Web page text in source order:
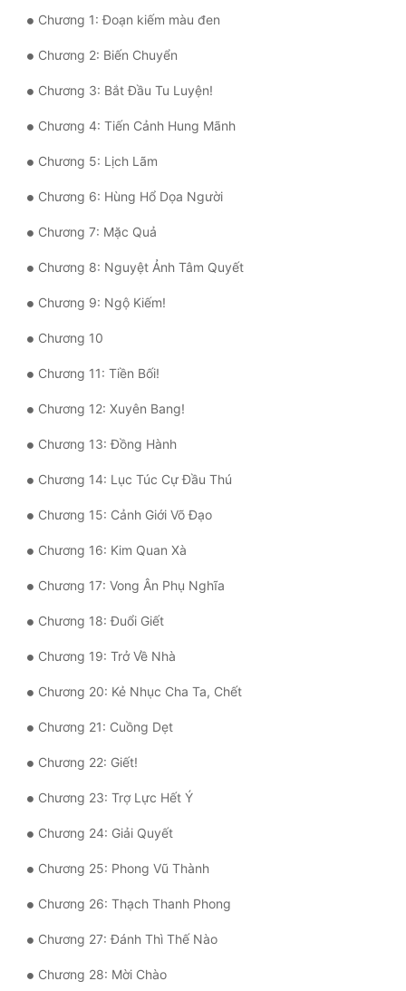
Quân Sự
Sảng Văn
Thanh Xuân
Tiên Hiệp
Tiểu Thuyết
Trinh Thám
Triều Đấu
Trùng Sinh
Trọng Sinh
Chương 1: Đoạn kiếm màu đen
Chương 2: Biến Chuyển
Chương 3: Bắt Đầu Tu Luyện!
Chương 4: Tiến Cảnh Hung Mãnh
Chương 5: Lịch Lãm
Chương 6: Hùng Hổ Dọa Người
Chương 7: Mặc Quả
Chương 8: Nguyệt Ảnh Tâm Quyết
Chương 9: Ngộ Kiếm!
Chương 10
Chương 11: Tiền Bối!
Chương 12: Xuyên Bang!
Chương 13: Đồng Hành
Chương 14: Lục Túc Cự Đầu Thú
Chương 15: Cảnh Giới Võ Đạo
Chương 16: Kim Quan Xà
Chương 17: Vong Ân Phụ Nghĩa
Chương 18: Đuổi Giết
Chương 19: Trở Về Nhà
Chương 20: Kẻ Nhục Cha Ta, Chết
Chương 21: Cuồng Dẹt
Chương 22: Giết!
Chương 23: Trợ Lực Hết Ý
Chương 24: Giải Quyết
Chương 25: Phong Vũ Thành
Chương 26: Thạch Thanh Phong
Chương 27: Đánh Thì Thế Nào
Chương 28: Mời Chào